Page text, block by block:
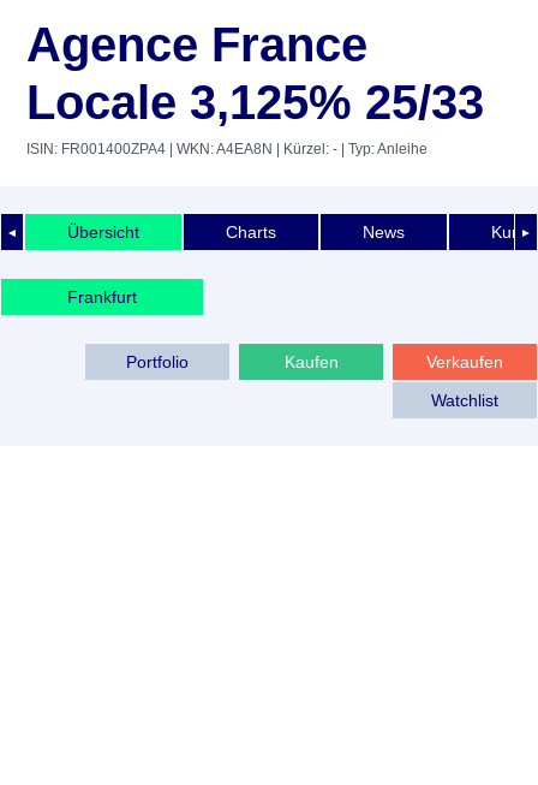
Agence France
Locale 3,125% 25/33
ISIN: FR001400ZPA4 | WKN: A4EA8N | Kürzel: - | Typ: Anleihe
◄ ►
Übersicht Charts News
Frankfurt
Verkaufen
Kaufen
Portfolio
Watchlist